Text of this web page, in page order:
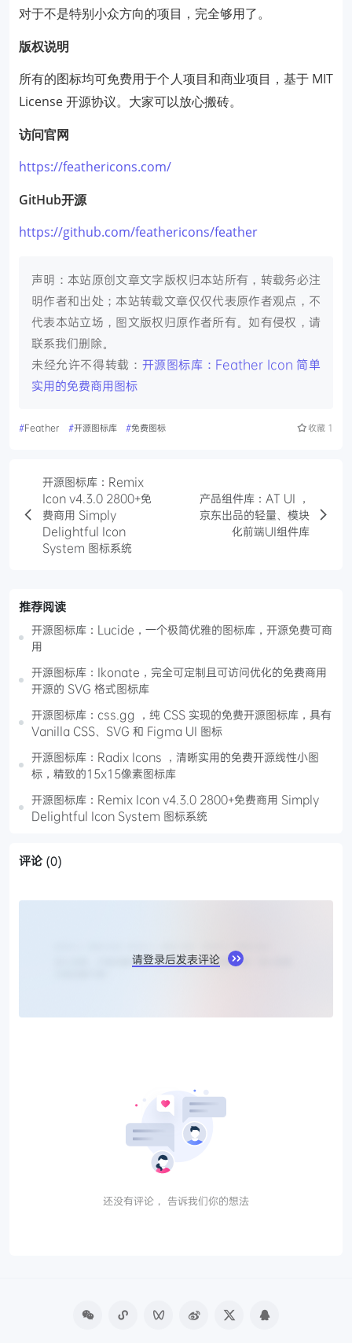
对于不是特别小众方向的项目，完全够用了。
版权说明
所有的图标均可免费用于个人项目和商业项目，基于 MIT
License 开源协议。大家可以放心搬砖。
访问官网
https://feathericons.com/
GitHub开源
https://github.com/feathericons/feather
声明：本站原创文章文字版权归本站所有，转载务必注
明作者和出处；本站转载文章仅仅代表原作者观点，不
代表本站立场，图文版权归原作者所有。如有侵权，请
联系我们删除。
未经允许不得转载： 开源图标库：Feather Icon 简单
实用的免费商用图标
#Feather #开源图标库 #免费图标 收藏 1
开源图标库：Remix
Icon v4.3.0 2800+免
费商用 Simply
Delightful Icon
System 图标系统
产品组件库：AT UI ，
京东出品的轻量、模块
化前端UI组件库
推荐阅读
开源图标库：Lucide，一个极简优雅的图标库，开源免费可商
用
开源图标库：Ikonate，完全可定制且可访问优化的免费商用
开源的 SVG 格式图标库
开源图标库：css.gg ，纯 CSS 实现的免费开源图标库，具有
Vanilla CSS、SVG 和 Figma UI 图标
开源图标库：Radix Icons ，清晰实用的免费开源线性小图
标，精致的15x15像素图标库
开源图标库：Remix Icon v4.3.0 2800+免费商用 Simply
Delightful Icon System 图标系统
评论 (0)
请登录后发表评论
还没有评论， 告诉我们你的想法